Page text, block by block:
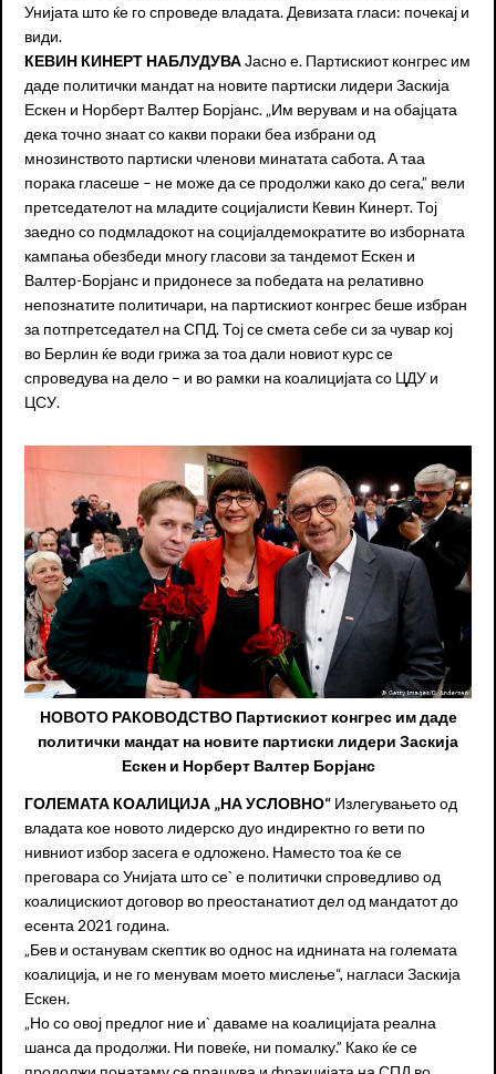
Унијата што ќе го спроведе владата. Девизата гласи: почекај и
види.
КЕВИН КИНЕРТ НАБЛУДУВАЈасно е. Партискиот конгрес им
даде политички мандат на новите партиски лидери Заскија
Ескен и Норберт Валтер Борјанс. „Им верувам и на обајцата
дека точно знаат со какви пораки беа избрани од
мнозинството партиски членови минатата сабота. А таа
порака гласеше – не може да се продолжи како до сега,” вели
претседателот на младите социјалисти Кевин Кинерт. Тој
заедно со подмладокот на социјалдемократите во изборната
кампања обезбеди многу гласови за тандемот Ескен и
Валтер-Борјанс и придонесе за победата на релативно
непознатите политичари, на партискиот конгрес беше избран
за потпретседател на СПД. Тој се смета себе си за чувар кој
во Берлин ќе води грижа за тоа дали новиот курс се
спроведува на дело – и во рамки на коалицијата со ЦДУ и
ЦСУ.
НОВОТО РАКОВОДСТВО Партискиот конгрес им даде
политички мандат на новите партиски лидери Заскија
Ескен и Норберт Валтер Борјанс
ГОЛЕМАТА КОАЛИЦИЈА „НА УСЛОВНО“ Излегувањето од
владата кое новото лидерско дуо индиректно го вети по
нивниот избор засега е одложено. Наместо тоа ќе се
преговара со Унијата што се` е политички спроведливо од
коалицискиот договор во преостанатиот дел од мандатот до
есента 2021 година.
„Бев и останувам скептик во однос на иднината на големата
коалиција, и не го менувам моето мислење“, нагласи Заскија
Ескен.
„Но со овој предлог ние и` даваме на коалицијата реална
шанса да продолжи. Ни повеќе, ни помалку.” Како ќе се